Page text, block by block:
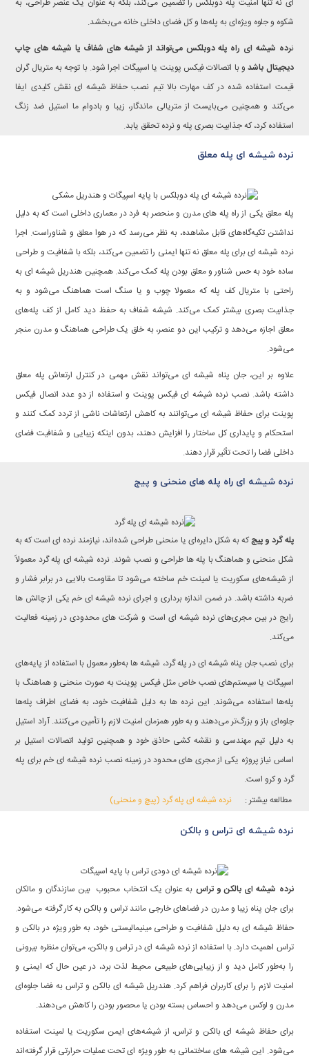
ای نه تنها امنیت پله دوبلکس را تضمین می‌کند، بلکه به عنوان یک عنصر طراحی، به
شکوه و جلوه ویژه‌ای به پله‌ها و کل فضای داخلی خانه می‌بخشد.
نرده شیشه ای راه پله دوبلکس می‌تواند از شیشه های شفاف یا شیشه های چاپ
دیجیتال باشدو با اتصالات فیکس پوینت یا اسپیگات اجرا شود. با توجه به متریال گران
قیمت استفاده شده در کف مهارت بالا تیم نصب حفاظ شیشه ای نقش کلیدی ایفا
می‌کند و همچنین می‌بایست از متریالی ماندگار، زیبا و بادوام ما استیل ضد زنگ
استفاده کرد، که جذابیت بصری پله و نرده تحقق یابد.
نرده شیشه ای پله معلق
پله معلق یکی از راه پله های مدرن و منحصر به فرد در معماری داخلی است که به دلیل
نداشتن تکیه‌گاه‌های قابل مشاهده، به نظر می‌رسد که در هوا معلق و شناوراست. اجرا
نرده شیشه ای برای پله معلق نه تنها ایمنی را تضمین می‌کند، بلکه با شفافیت و طراحی
ساده خود به حس شناور و معلق بودن پله کمک می‌کند. همچنین هندریل شیشه ای به
راحتی با متریال کف پله که معمولا چوب و یا سنگ است هماهنگ می‌شود و به
جذابیت بصری بیشتر کمک می‌کند. شیشه شفاف به حفظ دید کامل از کف پله‌های
معلق اجازه می‌دهد و ترکیب این دو عنصر، به خلق یک طراحی هماهنگ و مدرن منجر
می‌شود.
علاوه بر این، جان پناه شیشه ای می‌تواند نقش مهمی در کنترل ارتعاش پله معلق
داشته باشد. نصب نرده شیشه ای فیکس پوینت و استفاده از دو عدد اتصال فیکس
پوینت برای حفاظ شیشه ای می‌توانند به کاهش ارتعاشات ناشی از تردد کمک کنند و
استحکام و پایداری کل ساختار را افزایش دهند، بدون اینکه زیبایی و شفافیت فضای
داخلی فضا را تحت تأثیر قرار دهند.
نرده شیشه ای راه پله های منحنی و پیج
پله گرد و پیچکه به شکل دایره‌ای یا منحنی طراحی شده‌اند، نیازمند نرده ای است که به
شکل منحنی و هماهنگ با پله ها طراحی و نصب شوند. نرده شیشه ای پله گرد معمولاً
از شیشه‌های سکوریت یا لمینت خم ساخته می‌شود تا مقاومت بالایی در برابر فشار و
ضربه داشته باشد. در ضمن اندازه برداری و اجرای نرده شیشه ای خم یکی از چالش ها
رایج در بین مجری‌های نرده شیشه ای است و شرکت های محدودی در زمینه فعالیت
می‌کند.
برای نصب جان پناه شیشه ای در پله گرد، شیشه ها به‌طور معمول با استفاده از پایه‌های
اسپیگات یا سیستم‌های نصب خاص مثل فیکس پوینت به صورت منحنی و هماهنگ با
پله‌ها استفاده می‌شوند. این نرده‌ ها به دلیل شفافیت خود، به فضای اطراف پله‌ها
جلوه‌ای باز و بزرگ‌تر می‌دهند و به طور همزمان امنیت لازم را تأمین می‌کنند. آراد استیل
به دلیل تیم مهندسی و نقشه کشی حاذق خود و همچنین تولید اتصالات استیل بر
اساس نیاز پروژه یکی از مجری های محدود در زمینه نصب نرده شیشه ای خم برای پله
گرد و کرو است.
مطالعه بیشتر :
نرده شیشه ای پله گرد (پیچ و منحنی)
نرده شیشه ای تراس و بالکن
نرده شیشه ای بالکن و تراس به عنوان یک انتخاب محبوب بین سازندگان و مالکان
برای جان پناه زیبا و مدرن در فضاهای خارجی مانند تراس و بالکن به کار گرفته می‌شود.
حفاظ شیشه ای به دلیل شفافیت و طراحی مینیمالیستی خود، به طور ویژه در بالکن و
تراس اهمیت دارد. با استفاده از نرده شیشه ای در تراس و بالکن، می‌توان منظره بیرونی
را به‌طور کامل دید و از زیبایی‌های طبیعی محیط لذت برد، در عین حال که ایمنی و
امنیت لازم را برای کاربران فراهم کرد. هندریل شیشه ای بالکن و تراس به فضا جلوه‌ای
مدرن و لوکس می‌دهد و احساس بسته بودن یا محصور بودن را کاهش می‌دهند.
برای حفاظ شیشه ای بالکن و تراس، از شیشه‌های ایمن سکوریت یا لمینت استفاده
می‌شود. این شیشه‌ های ساختمانی به طور ویژه ای تحت عملیات حرارتی قرار گرفته‌اند